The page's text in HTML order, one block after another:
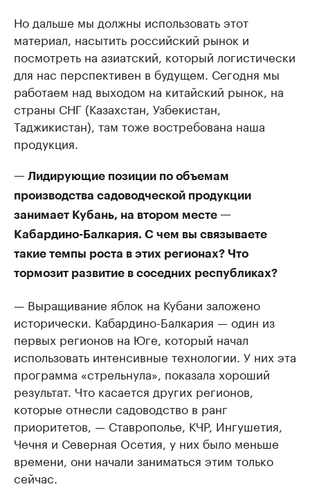
Но дальше мы должны использовать этот
материал, насытить российский рынок и
посмотреть на азиатский, который логистически
для нас перспективен в будущем. Сегодня мы
работаем над выходом на китайский рынок, на
страны СНГ (Казахстан, Узбекистан,
Таджикистан), там тоже востребована наша
продукция.
— Лидирующие позиции по объемам
производства садоводческой продукции
занимает Кубань, на втором месте —
Кабардино-Балкария. С чем вы связываете
такие темпы роста в этих регионах? Что
тормозит развитие в соседних республиках?
— Выращивание яблок на Кубани заложено
исторически. Кабардино-Балкария — один из
первых регионов на Юге, который начал
использовать интенсивные технологии. У них эта
программа «стрельнула», показала хороший
результат. Что касается других регионов,
которые отнесли садоводство в ранг
приоритетов, — Ставрополье, КЧР, Ингушетия,
Чечня и Северная Осетия, у них было меньше
времени, они начали заниматься этим только
сейчас.